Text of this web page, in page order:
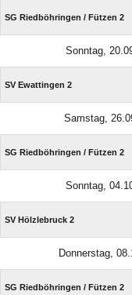
SG Riedböhringen /​ Fützen 2
Sonntag,
SV Ewattingen 2
Samstag,
SG Riedböhringen /​ Fützen 2
Sonntag,
SV Hölzlebruck 2
Donnerstag,
SG Riedböhringen /​ Fützen 2